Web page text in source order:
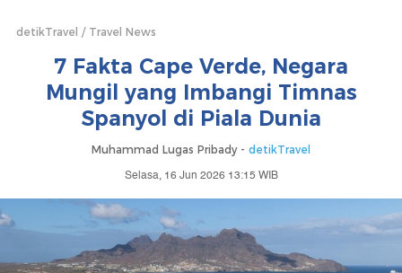
detikTravel Travel News
7 Fakta Cape Verde, Negara
Mungil yang Imbangi Timnas
Spanyol di Piala Dunia
Muhammad Lugas Pribady - detikTravel
Selasa, 16 Jun 2026 13:15 WIB